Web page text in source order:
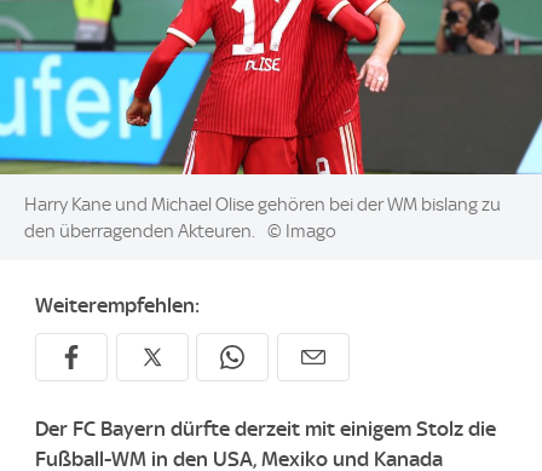
Image:
Harry Kane und Michael Olise gehören bei der WM bislang zu
den überragenden Akteuren.
© Imago
Weiterempfehlen:
Der FC Bayern dürfte derzeit mit einigem Stolz die
Fußball-WM in den USA, Mexiko und Kanada